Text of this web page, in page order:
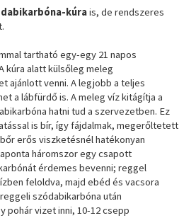
kúrais, de rendszeres
tartható egy-egy 21 napos
kúra alatt külsőleg meleg
ajánlott venni. A legjobb a teljes
a lábfürdő is. A meleg víz kitágítja a
hatni tud a szervezetben. Ez
is bír, így fájdalmak, megerőltetett
erős viszketésnél hatékonyan
háromszor egy csapott
érdemes bevenni; reggel
feloldva, majd ebéd és vacsora
szódabikarbóna után
pohár vizet inni, 10-12 csepp